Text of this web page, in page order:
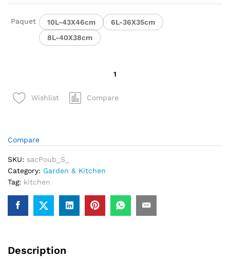
Paquet 10L-43X46cm
6L-36X35cm
8L-40X38cm
Sacs
poubelles
50
sacs
poubelles
compostables
pour
cuisine
Wishlist Compare
Compare
SKU: sacPoub_S_
Category: Garden & Kitchen
Tag: kitchen
Description